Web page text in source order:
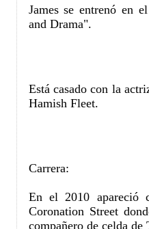
James se entrenó en
and Drama".
Está casado con la
Hamish Fleet.
Carrera:
En el 2010 apareció
Coronation Street
compañero de celda de